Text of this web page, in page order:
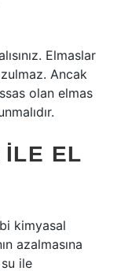
Elmaslar
Ancak
olan elmas
ILE EL
kimyasal
azalmasına
ile